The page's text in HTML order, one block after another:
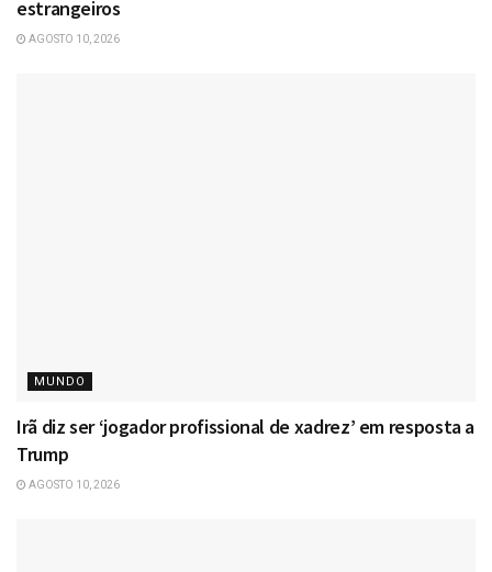
estrangeiros
AGOSTO 10, 2026
MUNDO
Irã diz ser ‘jogador profissional de xadrez’ em resposta a
Trump
AGOSTO 10, 2026